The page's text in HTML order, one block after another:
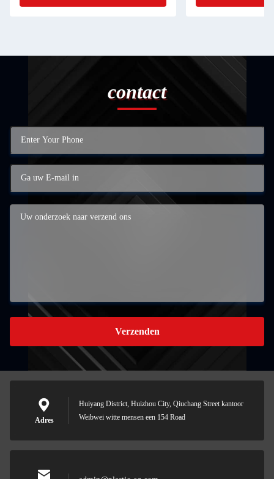
contact
Verzenden
Adres
Huiyang District, Huizhou City, Qiuchang Street kantoor
Weibwei witte mensen een 154 Road